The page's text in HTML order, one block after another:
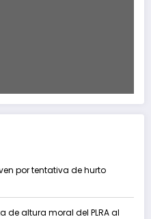
por tentativa de hurto
de altura moral del PLRA al